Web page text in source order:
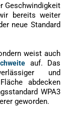
Geschwindigkeit
bereits weiter
neue Standard
weist auch
auf. Das
und
abdecken
WPA3
geworden.